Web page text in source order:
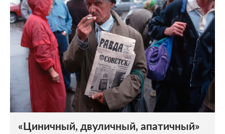
«Циничный, двуличный, апатичный»